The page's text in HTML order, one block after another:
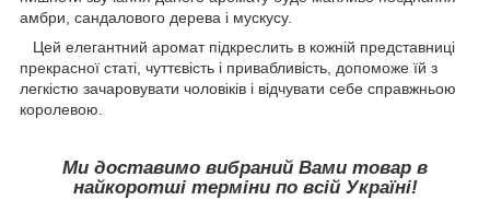
амбри, сандалового дерева і мускусу.
Цей елегантний аромат підкреслить в кожній представниці
прекрасної статі, чуттєвість і привабливість, допоможе їй з
легкістю зачаровувати чоловіків і відчувати себе справжньою
королевою.
Ми доставимо вибраний Вами товар в
найкоротші терміни по всій Україні!